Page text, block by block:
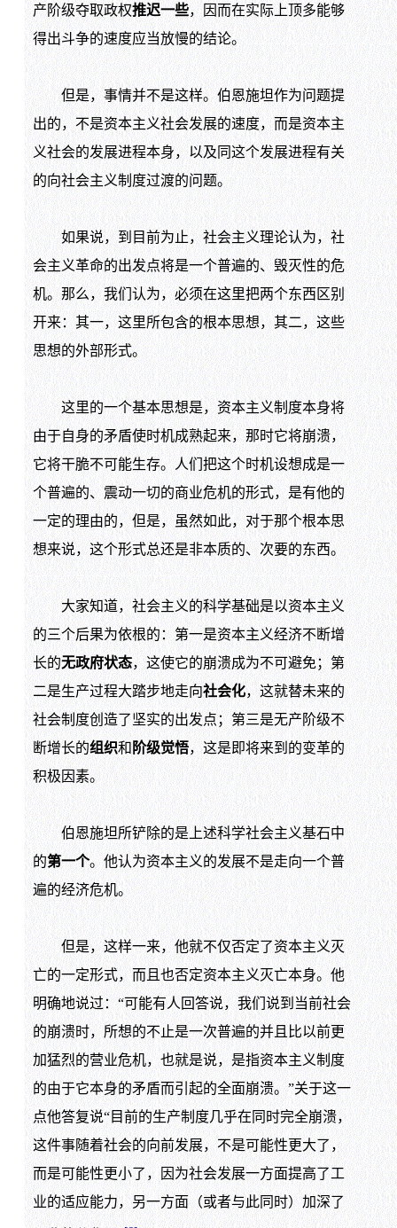
产阶级夺取政权推迟一些，因而在实际上顶多能够
得出斗争的速度应当放慢的结论。
但是，事情并不是这样。伯恩施坦作为问题提
出的，不是资本主义社会发展的速度，而是资本主
义社会的发展进程本身，以及同这个发展进程有关
的向社会主义制度过渡的问题。
如果说，到目前为止，社会主义理论认为，社
会主义革命的出发点将是一个普遍的、毁灭性的危
机。那么，我们认为，必须在这里把两个东西区别
开来：其一，这里所包含的根本思想，其二，这些
思想的外部形式。
这里的一个基本思想是，资本主义制度本身将
由于自身的矛盾使时机成熟起来，那时它将崩溃，
它将干脆不可能生存。人们把这个时机设想成是一
个普遍的、震动一切的商业危机的形式，是有他的
一定的理由的，但是，虽然如此，对于那个根本思
想来说，这个形式总还是非本质的、次要的东西。
大家知道，社会主义的科学基础是以资本主义
的三个后果为依根的：第一是资本主义经济不断增
长的无政府状态，这使它的崩溃成为不可避免；第
二是生产过程大踏步地走向社会化，这就替未来的
社会制度创造了坚实的出发点；第三是无产阶级不
断增长的组织和 阶级觉悟，这是即将来到的变革的
积极因素。
伯恩施坦所铲除的是上述科学社会主义基石中
的第一个。他认为资本主义的发展不是走向一个普
遍的经济危机。
但是，这样一来，他就不仅否定了资本主义灭
亡的一定形式，而且也否定资本主义灭亡本身。他
明确地说过：“可能有人回答说，我们说到当前社会
的崩溃时，所想的不止是一次普遍的并且比以前更
加猛烈的营业危机，也就是说，是指资本主义制度
的由于它本身的矛盾而引起的全面崩溃。”关于这一
点他答复说“目前的生产制度几乎在同时完全崩溃，
这件事随着社会的向前发展，不是可能性更大了，
而是可能性更小了，因为社会发展一方面提高了工
业的适应能力，另一方面（或者与此同时）加深了